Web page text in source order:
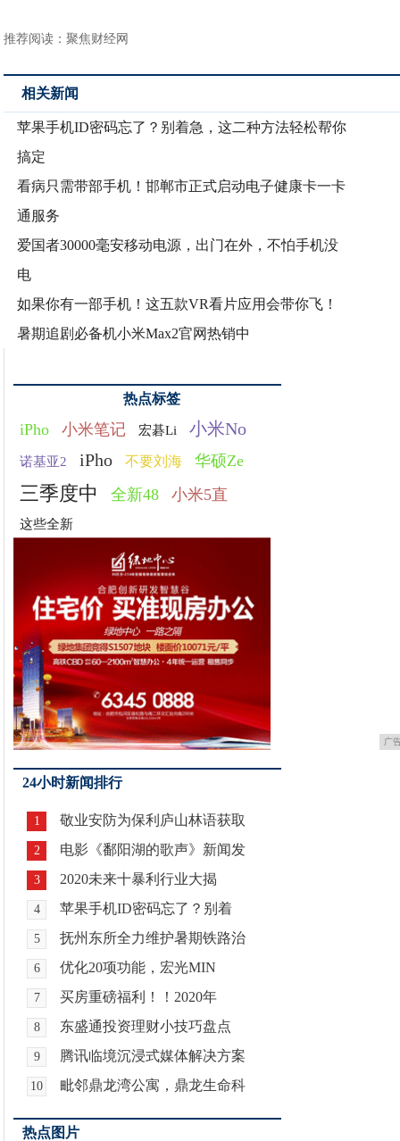
推荐阅读：聚焦财经网
相关新闻
苹果手机ID密码忘了？别着急，这二种方法轻松帮你
搞定
看病只需带部手机！邯郸市正式启动电子健康卡一卡
通服务
爱国者30000毫安移动电源，出门在外，不怕手机没
电
如果你有一部手机！这五款VR看片应用会带你飞！
暑期追剧必备机小米Max2官网热销中
热点标签
iPho 小米笔记 宏碁Li 小米No
诺基亚2 iPho 不要刘海 华硕Ze
三季度中 全新48 小米5直
这些全新
广
24小时新闻排行
1 敬业安防为保利庐山林语获取
2 电影《鄱阳湖的歌声》新闻发
3 2020未来十暴利行业大揭
4 苹果手机ID密码忘了？别着
5 抚州东所全力维护暑期铁路治
6 优化20项功能，宏光MIN
7 买房重磅福利！！2020年
8 东盛通投资理财小技巧盘点
9 腾讯临境沉浸式媒体解决方案
10 毗邻鼎龙湾公寓，鼎龙生命科
热点图片